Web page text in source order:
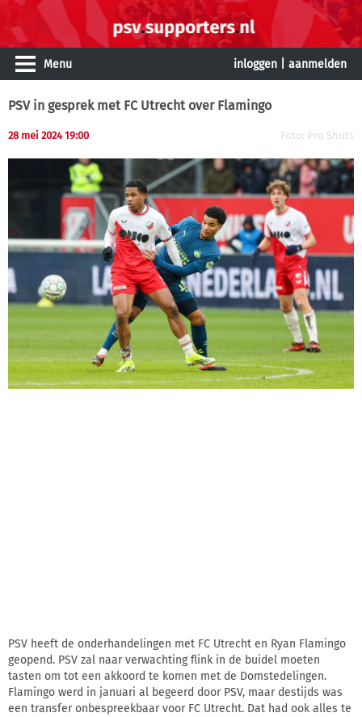
Menu inloggen aanmelden
PSV in gesprek met FC Utrecht over Flamingo
28 mei 2024 19:00 Foto: Pro Shots
PSV heeft de onderhandelingen met FC Utrecht en Ryan Flamingo
geopend. PSV zal naar verwachting flink in de buidel moeten
tasten om tot een akkoord te komen met de Domstedelingen.
Flamingo werd in januari al begeerd door PSV, maar destijds was
een transfer onbespreekbaar voor FC Utrecht. Dat had ook alles te